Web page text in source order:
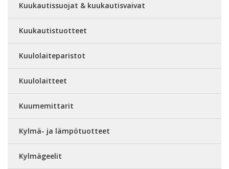
Kuukautissuojat & kuukautisvaivat
Kuukautistuotteet
Kuulolaiteparistot
Kuulolaitteet
Kuumemittarit
Kylmä- ja lämpötuotteet
Kylmägeelit